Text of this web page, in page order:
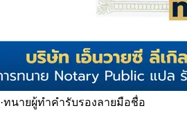
·ทนายผู้ทำคำรับรองลายมือชื่อ